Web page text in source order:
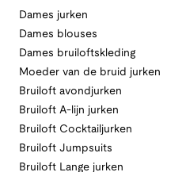
Dames jurken
Dames blouses
Dames bruiloftskleding
Moeder van de bruid jurken
Bruiloft avondjurken
Bruiloft A-lijn jurken
Bruiloft Cocktailjurken
Bruiloft Jumpsuits
Bruiloft Lange jurken